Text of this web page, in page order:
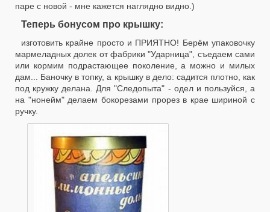
паре с новой - мне кажется наглядно видно.)
Теперь бонусом про крышку:
изготовить крайне просто и ПРИЯТНО! Берём упаковочку
мармеладных долек от фабрики "Ударница", съедаем сами
или кормим подрастающее поколение, а можно и милых
дам... Баночку в топку, а крышку в дело: садится плотно, как
под кружку делана. Для "Следопыта" - одел и пользуйся, а
на "нонейм" делаем бокорезами прорез в крае шириной с
ручку.